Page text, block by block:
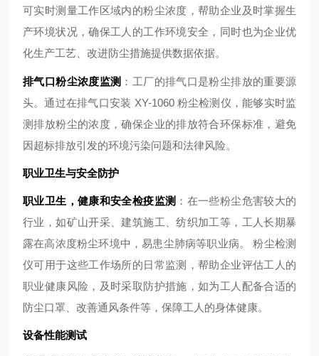
可实时测量工作区域内的粉尘浓度，帮助企业及时掌握生
产环境状况，确保工人的工作环境安全，同时也为企业优
化生产工艺、改进防尘措施提供数据依据。
排气口粉尘浓度监测 ：工厂的排气口是粉尘排放的重要源
头。通过在排气口安装 XY-1060 粉尘检测仪，能够实时监
测排放粉尘的浓度，确保企业的排放符合环保标准，避免
因超标排放引发的环境污染问题和法律风险。
职业卫生与安全防护
职业卫生，健康和安全检疫监测 ：在一些粉尘危害较大的
行业，如矿山开采、建筑施工、纺织加工等，工人长期暴
露在高浓度粉尘环境中，易患尘肺病等职业病。 粉尘检测
仪可用于这些工作场所的日常监测，帮助企业评估工人的
职业健康风险，及时采取防护措施，如为工人配备合适的
防尘口罩、改善通风条件等，保障工人的身体健康。
设备性能测试